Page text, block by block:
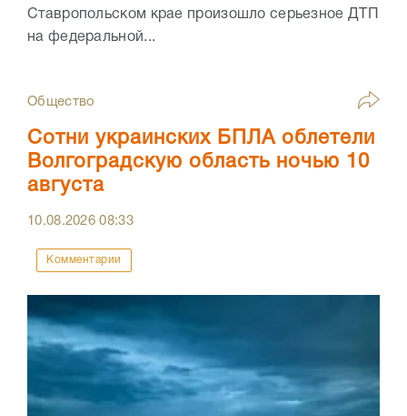
Ставропольском крае произошло серьезное ДТП
на федеральной...
Общество
Сотни украинских БПЛА облетели
Волгоградскую область ночью 10
августа
10.08.202608:33
Комментарии